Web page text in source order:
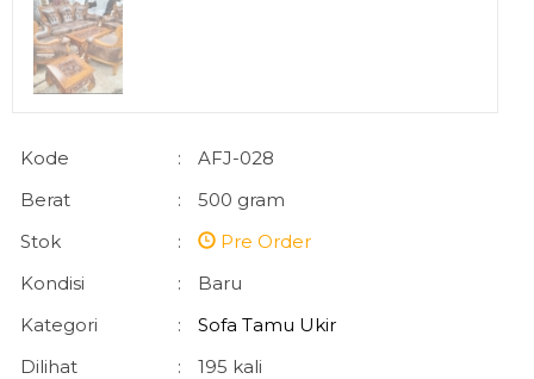
Kode :
AFJ-028
Berat
:
500 gram
Stok
:
Pre Order
Kondisi
:
Baru
Kategori
:
Sofa Tamu Ukir
Dilihat
:
195 kali